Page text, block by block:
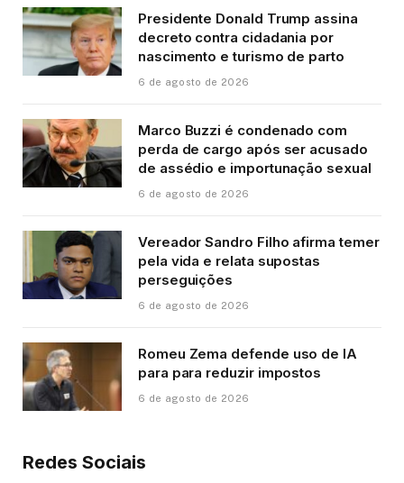
Presidente Donald Trump assina
decreto contra cidadania por
nascimento e turismo de parto
6 de agosto de 2026
Marco Buzzi é condenado com
perda de cargo após ser acusado
de assédio e importunação sexual
6 de agosto de 2026
Vereador Sandro Filho afirma temer
pela vida e relata supostas
perseguições
6 de agosto de 2026
Romeu Zema defende uso de IA
para para reduzir impostos
6 de agosto de 2026
Redes Sociais